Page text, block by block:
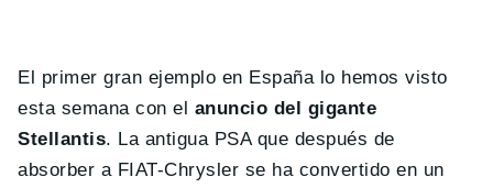
El primer gran ejemplo en España lo hemos visto
esta semana con el anuncio del gigante
Stellantis. La antigua PSA que después de
absorber a FIAT-Chrysler se ha convertido en un